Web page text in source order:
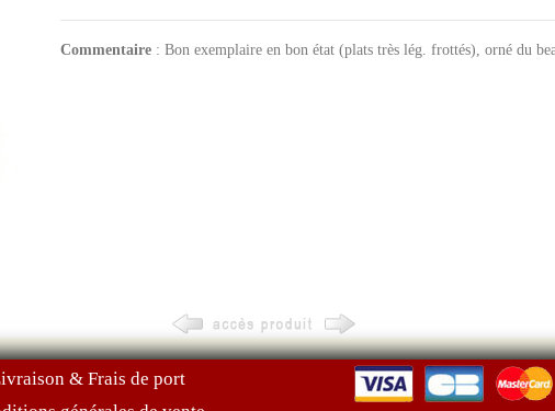
Commentaire: Bon exemplaire en bon état (plats très lég. frottés), orné du
& Frais de port